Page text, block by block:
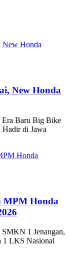
New Honda
Era Baru Big Bike
di Jawa
MPM Honda
SMKN 1 Jenangan,
1 LKS Nasional